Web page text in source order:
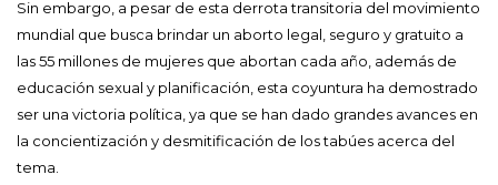
Sin embargo, a pesar de esta derrota transitoria del movimiento
mundial que busca brindar un aborto legal, seguro y gratuito a
las 55 millones de mujeres que abortan cada año, además de
educación sexual y planificación, esta coyuntura ha demostrado
ser una victoria política, ya que se han dado grandes avances en
la concientización y desmitificación de los tabúes acerca del
tema.